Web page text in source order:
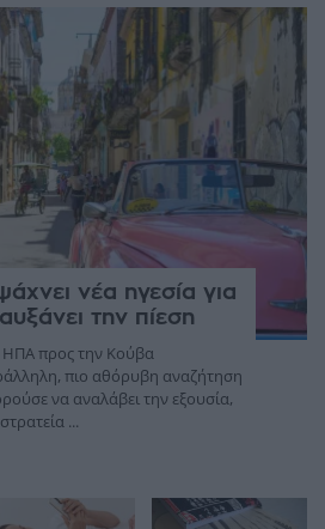
νέα ηγεσία για
την πίεση
ΗΠΑ προς την Κούβα
πιο αθόρυβη αναζήτηση
να αναλάβει την εξουσία,
...